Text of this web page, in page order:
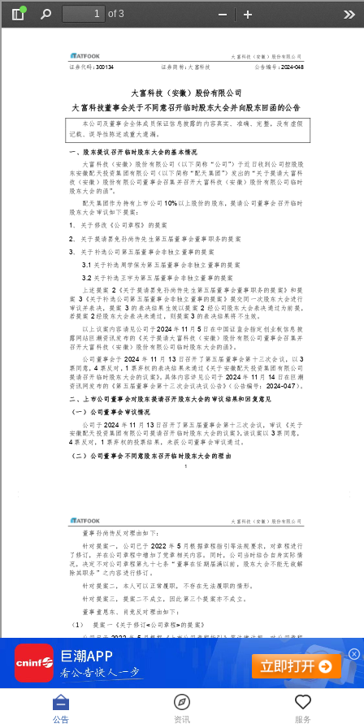
公告 资讯 服务